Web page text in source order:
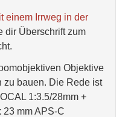
einem Irrweg in der
dir Überschrift zum
Objektive
zu bauen. Die Rede ist
1:3.5/28mm +
23 mm APS-C